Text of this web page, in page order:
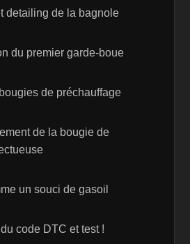
detailing de la bagnole
du premier garde-boue
de préchauffage
de la bougie de
un souci de gasoil
code DTC et test !